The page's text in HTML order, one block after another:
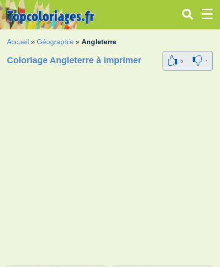
Accueil »Géographie »Angleterre
Coloriage Angleterre à imprimer 5 7